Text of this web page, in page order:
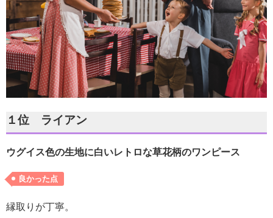
１位 ライアン
ウグイス色の生地に白いレトロな草花柄のワンピース
良かった点
縁取りが丁寧。